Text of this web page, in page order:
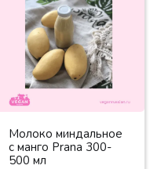
Молоко миндальное
с манго Prana 300-
500 мл